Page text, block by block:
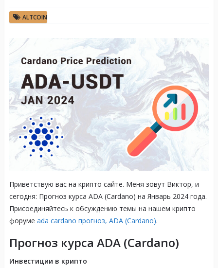
ALTCOIN
Приветствую вас на крипто сайте. Меня зовут Виктор, и
сегодня: Прогноз курса ADA (Cardano) на Январь 2024 года.
Присоединяйтесь к обсуждению темы на нашем крипто
форуме ada cardano прогноз, ADA (Cardano).
Прогноз курса ADA (Cardano)
Инвестиции в крипто